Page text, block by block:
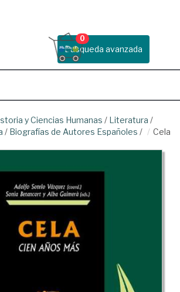
Busqueda avanzada
0
y Ciencias Humanas / Literatura /
/ Biografías de Autores Españoles / Cela